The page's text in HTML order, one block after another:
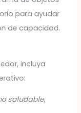
para ayudar
de capacidad.
incluya
saludable,